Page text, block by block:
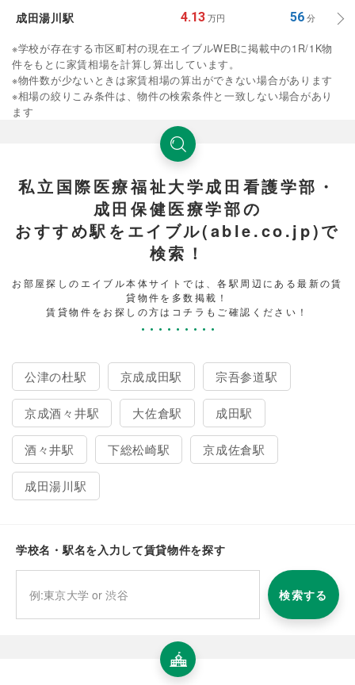
成田湯川駅 4.13 万円 56分
※学校が存在する市区町村の現在エイブルWEBに掲載中の1R/1K物
件をもとに家賃相場を計算し算出しています。
※物件数が少ないときは家賃相場の算出ができない場合があります
※相場の絞りこみ条件は、物件の検索条件と一致しない場合があり
ます
私立国際医療福祉大学成田看護学部・
成田保健医療学部の
おすすめ駅をエイブル(able.co.jp)で
検索！
お部屋探しのエイブル本体サイトでは、各駅周辺にある最新の賃
貸物件を多数掲載！
賃貸物件をお探しの方はコチラもご確認ください！
公津の杜駅 京成成田駅 宗吾参道駅
京成酒々井駅 大佐倉駅 成田駅
酒々井駅 下総松崎駅 京成佐倉駅
成田湯川駅
学校名・駅名を入力して賃貸物件を探す
検索する